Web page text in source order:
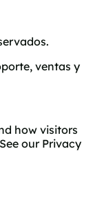
ventas y
how visitors
our Privacy